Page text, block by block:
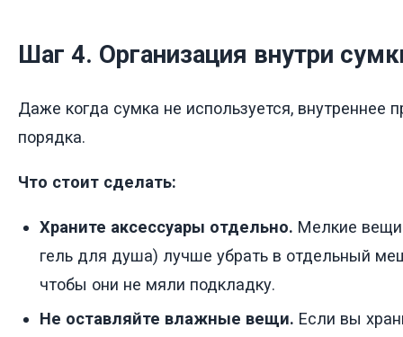
Шаг 4. Организация внутри
Даже когда сумка не используется, внутреннее
порядка.
Что стоит сделать:
Храните аксессуары отдельно. Мелкие
гель для душа) лучше убрать в отдельный
чтобы они не мяли подкладку.
Не оставляйте влажные вещи. Если вы